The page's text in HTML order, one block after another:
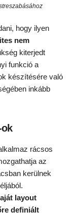
hogy ilyen
nem
kiterjedt
funkció a
készítésére való
inkább
rácsos
az
kerülnek
layout
definiált